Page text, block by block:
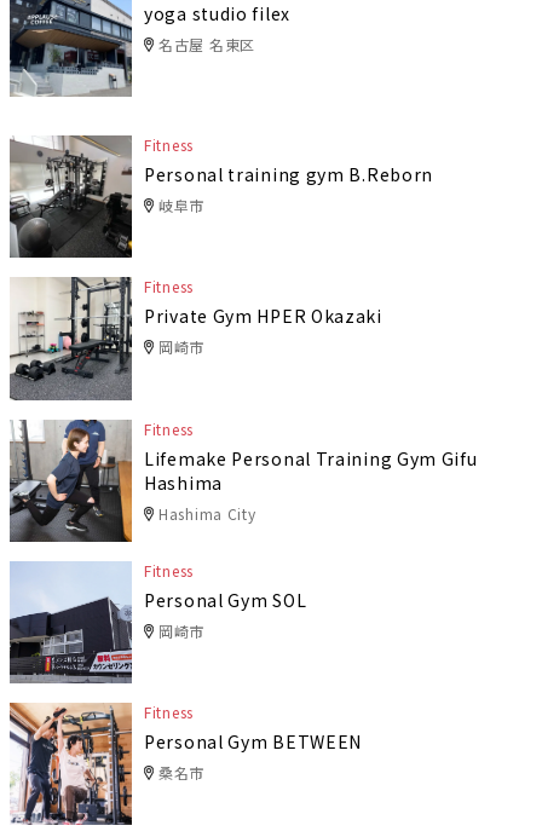
yoga studio filex
名古屋 名東区
Fitness
Personal training gym B.Reborn
岐阜市
Fitness
Private Gym HPER Okazaki
岡崎市
Fitness
Lifemake Personal Training Gym Gifu
Hashima
Hashima City
Fitness
Personal Gym SOL
岡崎市
Fitness
Personal Gym BETWEEN
桑名市